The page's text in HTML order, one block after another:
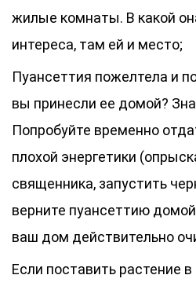
жилые комнаты. В какой
интереса, там ей и место;
Пуансеттия пожелтела и
вы принесли ее домой?
Попробуйте временно
плохой энергетики
священника, запустить
верните пуансеттию
ваш дом действительно
Если поставить растение